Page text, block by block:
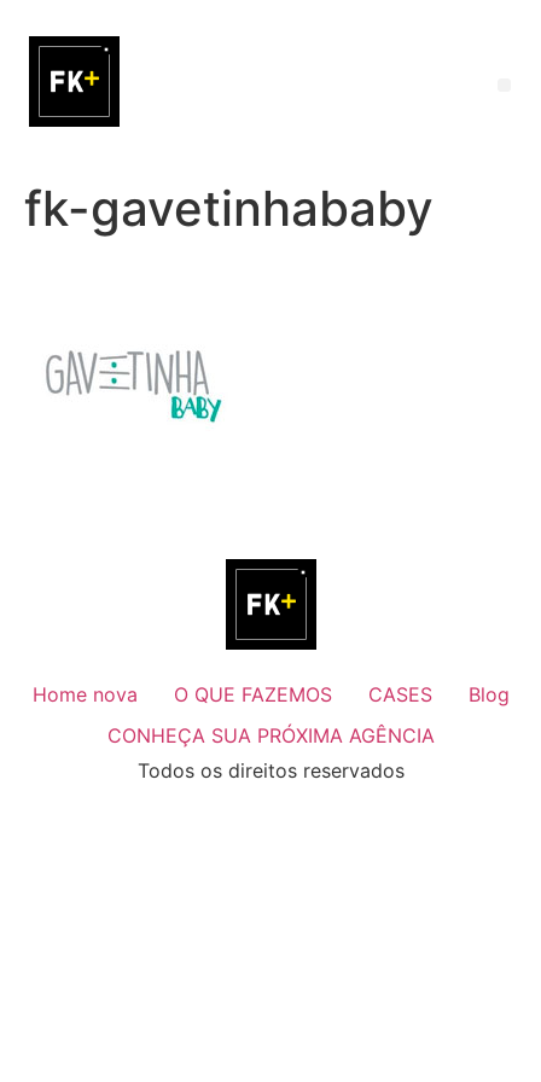
fk-gavetinhababy
Home nova O QUE FAZEMOS CASES
Blog
CONHEÇA SUA PRÓXIMA AGÊNCIA
Todos os direitos reservados